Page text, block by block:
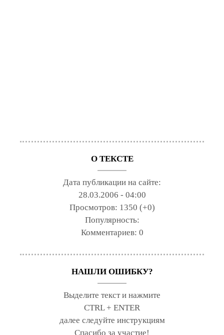
О ТЕКСТЕ
Дата публикации на сайте:
28.03.2006 - 04:00
Просмотров: 1350 (+0)
Популярность:
Комментариев: 0
НАШЛИ ОШИБКУ?
Выделите текст и нажмите
CTRL + ENTER
далее следуйте инструкциям
Спасибо за участие!